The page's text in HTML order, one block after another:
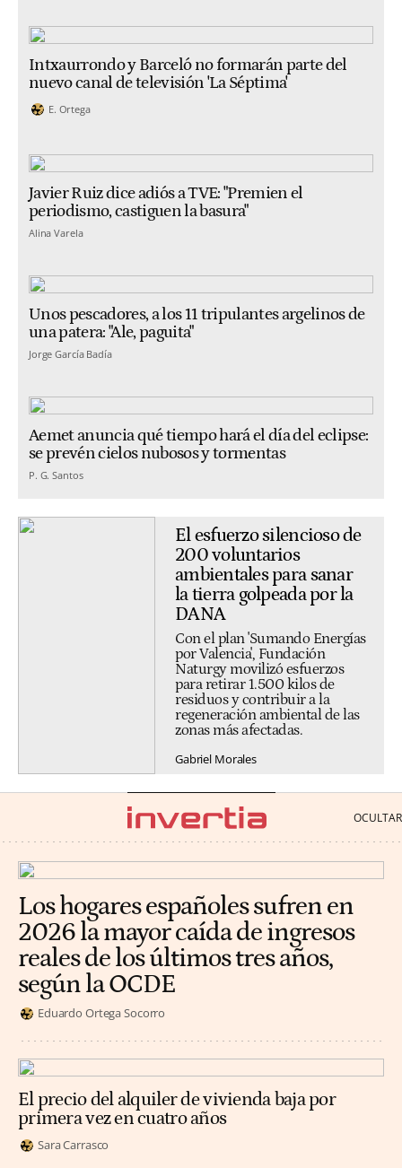
Intxaurrondo y Barceló no formarán parte del
nuevo canal de televisión 'La Séptima'
E. Ortega
Javier Ruiz dice adiós a TVE: "Premien el
periodismo, castiguen la basura"
Alina Varela
Unos pescadores, a los 11 tripulantes argelinos de
una patera: "Ale, paguita"
Jorge García Badía
Aemet anuncia qué tiempo hará el día del eclipse:
se prevén cielos nubosos y tormentas
P. G. Santos
El esfuerzo silencioso de
200 voluntarios
ambientales para sanar
la tierra golpeada por la
DANA
Con el plan 'Sumando Energías
por Valencia', Fundación
Naturgy movilizó esfuerzos
para retirar 1.500 kilos de
residuos y contribuir a la
regeneración ambiental de las
zonas más afectadas.
Gabriel Morales
Los hogares españoles sufren en
2026 la mayor caída de ingresos
reales de los últimos tres años,
según la OCDE
Eduardo Ortega Socorro
El precio del alquiler de vivienda baja por
primera vez en cuatro años
Sara Carrasco